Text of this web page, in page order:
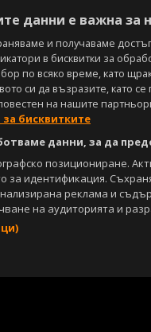
данни е важна за
и получаваме
в бисквитки за
по всяко време, като
си да възразите, като
на нашите
бисквитките
данни, за да
позициониране.
за идентификация.
реклама и
на аудиторията и